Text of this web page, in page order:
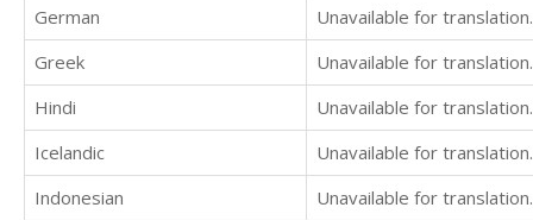
German
Unavailable for translation.
Greek
Unavailable for translation.
Hindi
Unavailable for translation.
Icelandic
Unavailable for translation.
Indonesian
Unavailable for translation.